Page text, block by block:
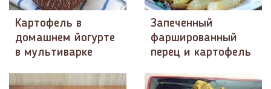
Картофель в
домашнем йогурте
в мультиварке
Запеченный
фаршированный
перец и картофель